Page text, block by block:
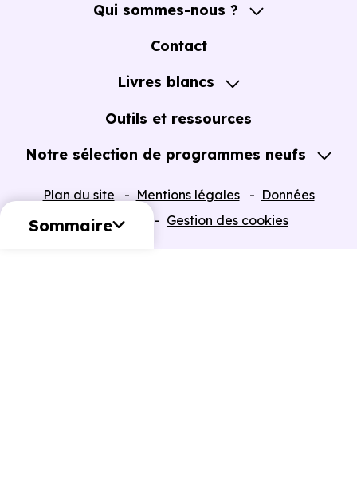
Sommaire
Qui sommes-nous ?
A propos
Contact
Livres blancs
Guide de l'Achat immobilier neuf en VEFA
Outils et ressources
Notre sélection de programmes neufs
Programmes neufs Dispositif Jeanbrun
Plan du site Mentions légales
Données
personnelles
Gestion des cookies